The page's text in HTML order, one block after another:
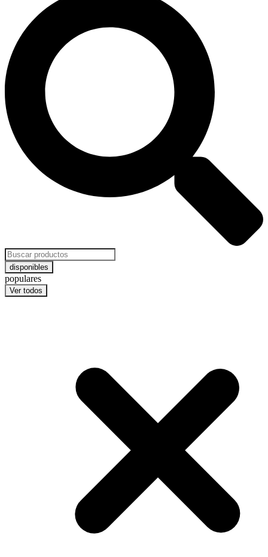
disponibles
populares
Ver todos